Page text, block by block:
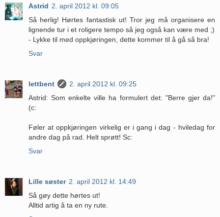
Astrid 2. april 2012 kl. 09:05
Så herlig! Hørtes fantastisk ut! Tror jeg må organisere en
lignende tur i et roligere tempo så jeg også kan være med ;)
- Lykke til med oppkjøringen, dette kommer til å gå så bra!
Svar
lettbent
2. april 2012 kl. 09:25
Astrid: Som enkelte ville ha formulert det: "Berre gjer da!"
(c:
Føler at oppkjøringen virkelig er i gang i dag - hviledag for
andre dag på rad. Helt sprøtt! Sc:
Svar
Lille søster 2. april 2012 kl. 14:49
Så gøy dette hørtes ut!
Alltid artig å ta en ny rute.